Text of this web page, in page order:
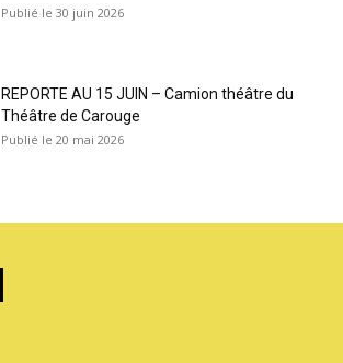
30 juin 2026
REPORTE AU 15 JUIN – Camion théâtre du
Théâtre de Carouge
20 mai 2026